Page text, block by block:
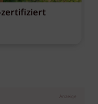
zertifiziert
Anzeige